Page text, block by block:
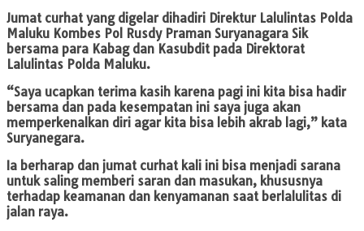
Jumat curhat yang digelar dihadiri Direktur Lalulintas Polda
Maluku Kombes Pol Rusdy Praman Suryanagara Sik
bersama para Kabag dan Kasubdit pada Direktorat
Lalulintas Polda Maluku.
“Saya ucapkan terima kasih karena pagi ini kita bisa hadir
bersama dan pada kesempatan ini saya juga akan
memperkenalkan diri agar kita bisa lebih akrab lagi,” kata
Suryanegara.
Ia berharap dan jumat curhat kali ini bisa menjadi sarana
untuk saling memberi saran dan masukan, khususnya
terhadap keamanan dan kenyamanan saat berlalulitas di
jalan raya.